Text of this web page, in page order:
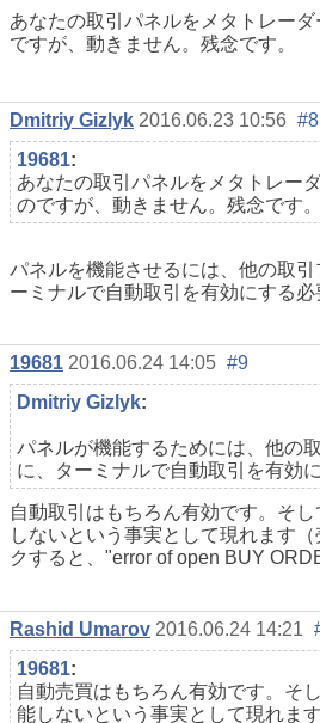
あなたの取引パネルをメタトレー
ですが、動きません。残念です。
Dmitriy Gizlyk 2016.06.23 10:56 #8
19681:
あなたの取引パネルをメタトレー
のですが、動きません。残念です。
パネルを機能させるには、他の取
ーミナルで自動取引を有効にする必
19681 2016.06.24 14:05 #9
Dmitriy Gizlyk:
パネルが機能するためには、他の
に、ターミナルで自動取引を有効
自動取引はもちろん有効です。そ
しないという事実として現れます
クすると、"error of open BUY
Rashid Umarov 2016.06.24 14:21
19681:
自動売買はもちろん有効です。そ
能しないという事実として現れま